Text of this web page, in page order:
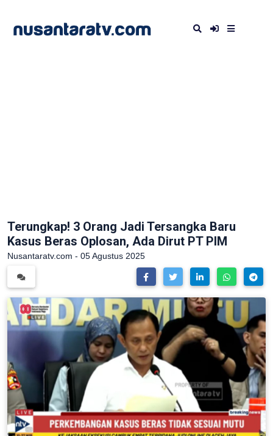
Terungkap! 3 Orang Jadi Tersangka Baru
Kasus Beras Oplosan, Ada Dirut PT PIM
Nusantaratv.com - 05 Agustus 2025